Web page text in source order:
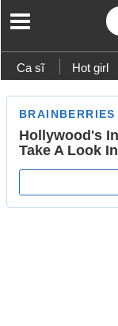
Ca sĩ Hot girl